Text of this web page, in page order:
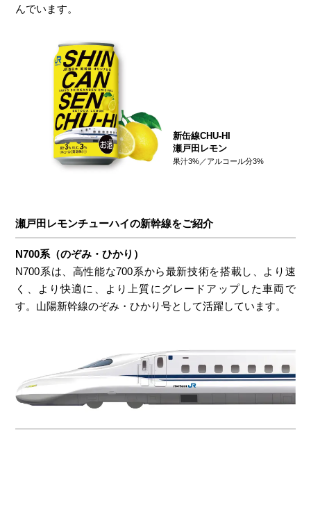
んでいます。
新缶線CHU-HI
瀬戸田レモン
果汁3%／アルコール分3%
瀬戸田レモンチューハイの新幹線をご紹介
N700系（のぞみ・ひかり）
N700系は、高性能な700系から最新技術を搭載し、より速
く、より快適に、より上質にグレードアップした車両で
す。山陽新幹線のぞみ・ひかり号として活躍しています。